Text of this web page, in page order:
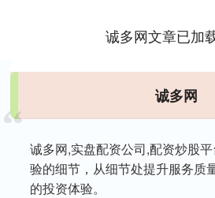
诚多网文章已加
诚多网
诚多网,实盘配资公司,配资炒股
验的细节，从细节处提升服务质
的投资体验。